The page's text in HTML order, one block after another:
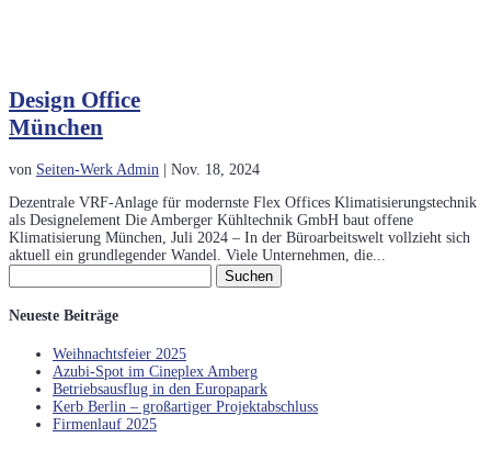
Design Office
München
von Seiten-Werk Admin | Nov. 18, 2024
Dezentrale VRF-Anlage für modernste Flex Offices Klimatisierungstechnik
als Designelement Die Amberger Kühltechnik GmbH baut offene
Klimatisierung München, Juli 2024 – In der Büroarbeitswelt vollzieht sich
aktuell ein grundlegender Wandel. Viele Unternehmen, die...
Suchen
nach:
Neueste Beiträge
Weihnachtsfeier 2025
Azubi-Spot im Cineplex Amberg
Betriebsausflug in den Europapark
Kerb Berlin – großartiger Projektabschluss
Firmenlauf 2025